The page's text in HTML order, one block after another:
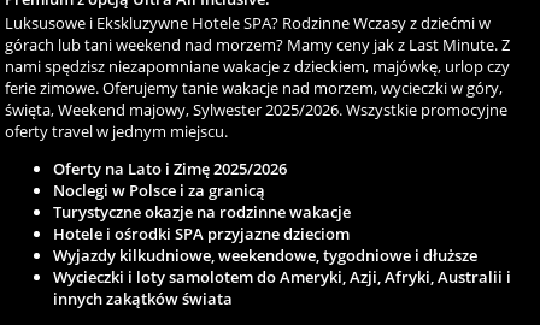
Luksusowe i Ekskluzywne Hotele SPA? Rodzinne Wczasy z dziećmi w
górach lub tani weekend nad morzem? Mamy ceny jak z Last Minute. Z
nami spędzisz niezapomniane wakacje z dzieckiem, majówkę, urlop czy
ferie zimowe. Oferujemy tanie wakacje nad morzem, wycieczki w góry,
święta, Weekend majowy, Sylwester 2025/2026. Wszystkie promocyjne
oferty travel w jednym miejscu.
Oferty na Lato i Zimę 2025/2026
Noclegi w Polsce i za granicą
Turystyczne okazje na rodzinne wakacje
Hotele i ośrodki SPA przyjazne dzieciom
Wyjazdy kilkudniowe, weekendowe, tygodniowe i dłuższe
Wycieczki i loty samolotem do Ameryki, Azji, Afryki, Australii i
innych zakątków świata